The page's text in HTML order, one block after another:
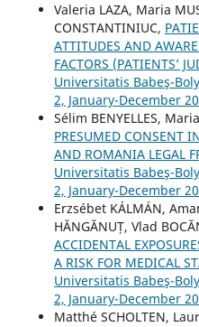
Valeria LAZA, Maria
CONSTANTINIUC,
ATTITUDES AND
FACTORS (PATIENTS’
Universitatis Babeş-
2, January-December
Sélim BENYELLES,
PRESUMED CONSENT
AND ROMANIA LEGAL
Universitatis Babeş-
2, January-December
Erzsébet KÁLMÁN,
HĂNGĂNUȚ, Vlad
ACCIDENTAL
A RISK FOR MEDICAL
Universitatis Babeş-
2, January-December
Matthé SCHOLTEN,